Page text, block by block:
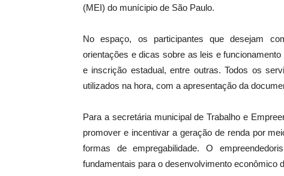
(MEI) do munícipio de São Paulo.
No espaço, os participantes que desejam
orientações e dicas sobre as leis e
e inscrição estadual, entre outras. Todos os
utilizados na hora, com a apresentação da
Para a secretária municipal de Trabalho e
promover e incentivar a geração de renda por
formas de empregabilidade. O
fundamentais para o desenvolvimento econômico